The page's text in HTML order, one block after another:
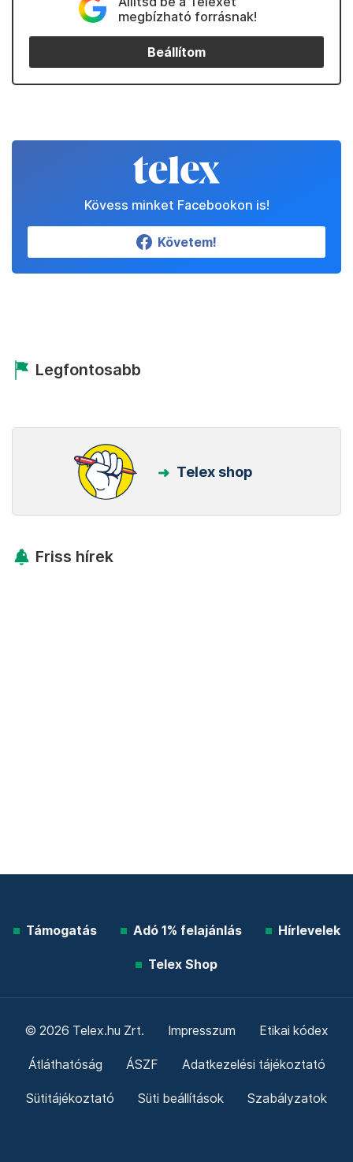
megbízható forrásnak!
Beállítom
Kövess minket Facebookon is!
Követem!
Legfontosabb
Telex shop
Friss hírek
Támogatás Adó 1% felajánlás Hírlevelek
Telex Shop
© 2026 Telex.hu Zrt. Impresszum Etikai kódex
Átláthatóság ÁSZF Adatkezelési tájékoztató
Sütitájékoztató Süti beállítások Szabályzatok